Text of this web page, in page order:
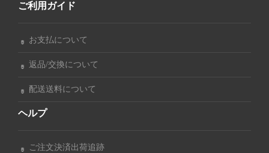
ご利用ガイド
お支払について
返品/交換について
配送送料について
ヘルプ
ご注文決済出荷追跡